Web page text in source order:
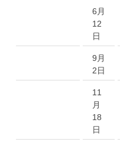
6月
12
日
9月
2日
11
月
18
日